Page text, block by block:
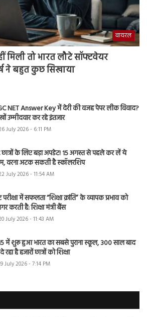
वायरल
मिली तो भारत लौटे सॉफ्टवेयर
ने बहुत कुछ सिखाया
NET Answer Key में देरी की वजह पेपर लीक विवाद?
उम्मीदवार कर रहे इंतजार
July 2026 - 6:11 PM
छात्रों के लिए बड़ा अपडेट! 15 अगस्त से पहले कर लें ये
वरना अटक सकती है स्कॉलरशिप
July 2026 - 11:54 AM
परीक्षा में सफलता “शिक्षा क्रांति” के व्यापक प्रभाव को
करती है: शिक्षा मंत्री बैंस
July 2026 - 11:43 AM
में शुरू हुआ भारत का सबसे पुराना स्कूल, 300 साल बाद
रहा है हजारों छात्रों को शिक्षा
July 2026 - 7:14 PM